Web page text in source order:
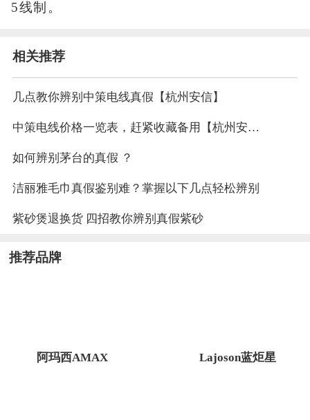
5线制。
相关推荐
几点教你辨别中策电线真假【杭州安信】
中策电线价格一览表，赶紧收藏备用【杭州安信】
如何辨别茅台的真假 ？
洁丽雅毛巾真假鉴别难？掌握以下几点轻松辨别
紫砂煲退换货 四招教你辨别真假紫砂
推荐品牌
阿玛西AMAX Lajoson蓝炬星